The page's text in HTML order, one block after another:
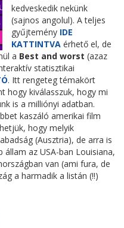
kedveskedik nekünk
(sajnos angolul). A teljes
gyűjtemény IDE
KATTINTVAérhető el, de
a Best and worst (azaz
statisztikai
. Itt rengeteg témakört
hogy kiválasszuk, hogy mi
is a milliónyi adatban.
kaszáló amerikai film
hogy melyik
(Ausztria), de arra is
az USA-ban Louisiana,
van (ami fura, de
a harmadik a listán (!!)